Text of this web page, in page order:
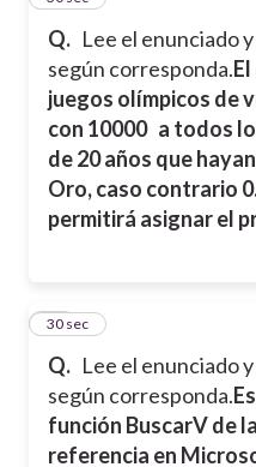
Q. Lee el enunciado
según corresponda.
juegos olímpicos de
con 10000 a todos
de 20 años que
Oro, caso contrario
permitirá asignar el
Q. Lee el enunciado
según corresponda.
función BuscarV de
referencia en
25
30 sec